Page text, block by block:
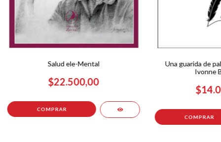
Salud ele-Mental
$22.500,00
Una guarida de
Ivonne